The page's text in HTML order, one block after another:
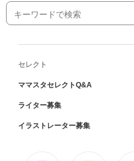
セレクト
ママスタセレクトQ&A
ライター募集
イラストレーター募集